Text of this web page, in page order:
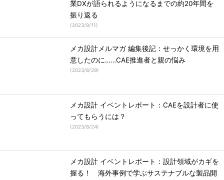
業DXが語られるようになるまでの約20年間を
振り返る
(2023/9/11)
メカ設計メルマガ 編集後記：せっかく環境を用
意したのに……CAE推進者と親の悩み
(2023/8/29)
メカ設計 イベントレポート：CAEを設計者に使
ってもらうには？
(2023/8/24)
メカ設計 イベントレポート：設計領域がカギを
握る！ 海外事例で学ぶサステナブルな製品開